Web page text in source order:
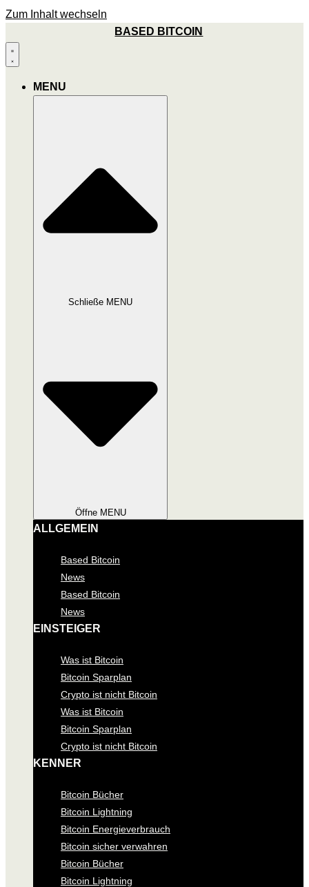
Zum Inhalt wechseln
BASED BITCOIN
MENU
Schließe MENU
Öffne MENU
ALLGEMEIN
Based Bitcoin
News
Based Bitcoin
News
EINSTEIGER
Was ist Bitcoin
Bitcoin Sparplan
Crypto ist nicht Bitcoin
Was ist Bitcoin
Bitcoin Sparplan
Crypto ist nicht Bitcoin
KENNER
Bitcoin Bücher
Bitcoin Lightning
Bitcoin Energieverbrauch
Bitcoin sicher verwahren
Bitcoin Bücher
Bitcoin Lightning